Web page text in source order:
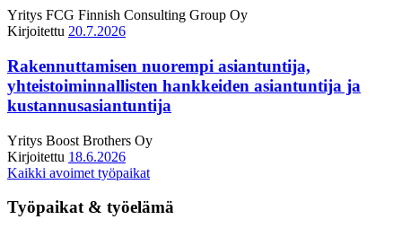
Yritys FCG Finnish Consulting Group Oy
Kirjoitettu 20.7.2026
Rakennuttamisen nuorempi asiantuntija,
yhteistoiminnallisten hankkeiden asiantuntija ja
kustannusasiantuntija
Yritys Boost Brothers Oy
Kirjoitettu 18.6.2026
Kaikki avoimet työpaikat
Työpaikat & työelämä